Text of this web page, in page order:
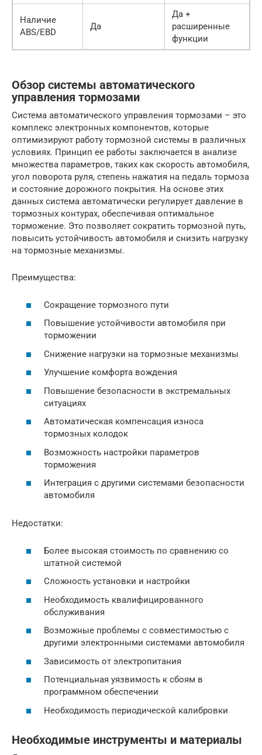
Наличие
ABS/EBD
Да
Да +
расширенные
функции
Обзор системы автоматического
управления тормозами
Система автоматического управления тормозами – это
комплекс электронных компонентов, которые
оптимизируют работу тормозной системы в различных
условиях. Принцип ее работы заключается в анализе
множества параметров, таких как скорость автомобиля,
угол поворота руля, степень нажатия на педаль тормоза
и состояние дорожного покрытия. На основе этих
данных система автоматически регулирует давление в
тормозных контурах, обеспечивая оптимальное
торможение. Это позволяет сократить тормозной путь,
повысить устойчивость автомобиля и снизить нагрузку
на тормозные механизмы.
Преимущества:
Сокращение тормозного пути
Повышение устойчивости автомобиля при
торможении
Снижение нагрузки на тормозные механизмы
Улучшение комфорта вождения
Повышение безопасности в экстремальных
ситуациях
Автоматическая компенсация износа
тормозных колодок
Возможность настройки параметров
торможения
Интеграция с другими системами безопасности
автомобиля
Недостатки:
Более высокая стоимость по сравнению со
штатной системой
Сложность установки и настройки
Необходимость квалифицированного
обслуживания
Возможные проблемы с совместимостью с
другими электронными системами автомобиля
Зависимость от электропитания
Потенциальная уязвимость к сбоям в
программном обеспечении
Необходимость периодической калибровки
Необходимые инструменты и материалы